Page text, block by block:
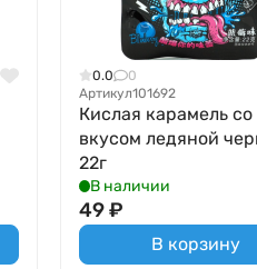
0.0
0
Артикул101692
Кислая карамель со
вкусом ледяной
22г
В наличии
49 ₽
В корзину